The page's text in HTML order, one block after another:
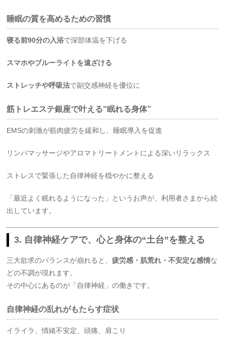
睡眠の質を高めるための習慣
寝る前90分の入浴で深部体温を下げる
スマホやブルーライトを遠ざける
ストレッチや呼吸法で副交感神経を優位に
筋トレエステ銀座で叶える“眠れる身体”
EMSの刺激が筋肉疲労を緩和し、睡眠導入を促進
リンパマッサージやアロマトリートメントによる深いリラックス
ストレスで緊張した自律神経を穏やかに整える
「最近よく眠れるようになった」というお声が、利用者さまから続
出しています。
3. 自律神経ケアで、心と身体の“土台”を整える
三大欲求のバランスが崩れると、疲労感・肌荒れ・不安定な感情な
どの不調が現れます。
その中心にあるのが「自律神経」の働きです。
自律神経の乱れがもたらす症状
イライラ、情緒不安定、頭痛、肩こり